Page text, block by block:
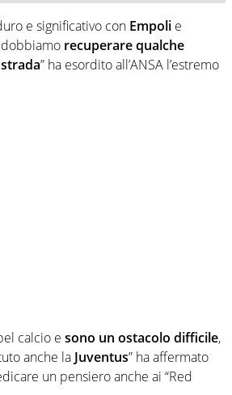
e significativo con Empoli e
recuperare qualche
” ha esordito all’ANSA l’estremo
calcio e sono un ostacolo difficile,
anche la Juventus” ha affermato
un pensiero anche ai “Red